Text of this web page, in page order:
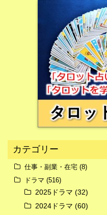
カテゴリー
仕事・副業・在宅 (8)
ドラマ (516)
2025ドラマ (32)
2024ドラマ (60)